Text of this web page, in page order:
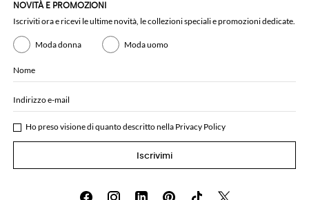
NOVITÀ E PROMOZIONI
Iscriviti ora e ricevi le ultime novità, le collezioni speciali e promozioni dedicate.
Moda donna Moda uomo
Nome
Indirizzo e-mail
Ho preso visione di quanto descritto nella Privacy Policy
Iscrivimi